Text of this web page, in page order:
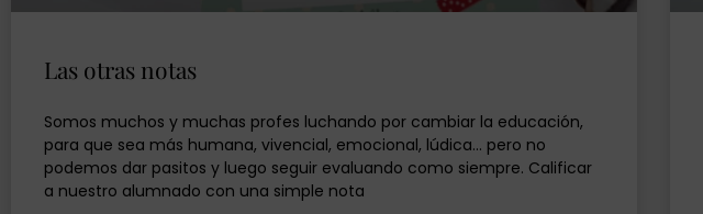
Las otras notas
Somos muchos y muchas profes luchando por cambiar la educación,
para que sea más humana, vivencial, emocional, lúdica… pero no
podemos dar pasitos y luego seguir evaluando como siempre. Calificar
a nuestro alumnado con una simple nota